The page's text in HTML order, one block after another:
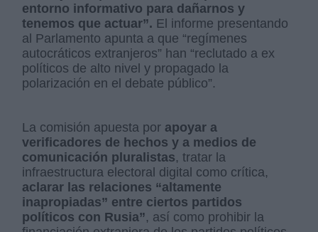
entorno informativo para dañarnos y
tenemos que actuar”. El informe presentando
al Parlamento apunta a que “regímenes
autocráticos extranjeros” han “reclutado a ex
políticos de alto nivel y propagado la
polarización en el debate público”.
La comisión apuesta por apoyar a
verificadores de hechos y a medios de
comunicación pluralistas, tratar la
infraestructura electoral digital como crítica,
aclarar las relaciones “altamente
inapropiadas” entre ciertos partidos
políticos con Rusia”, así como prohibir la